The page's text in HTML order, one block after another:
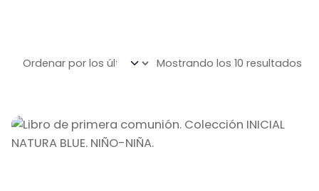
Mostrando los 10 resultados